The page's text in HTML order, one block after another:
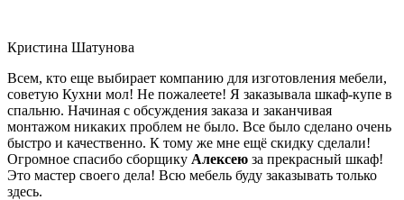
Кристина Шатунова
Всем, кто еще выбирает компанию для изготовления мебели,
советую Кухни мол! Не пожалеете! Я заказывала шкаф-купе в
спальню. Начиная с обсуждения заказа и заканчивая
монтажом никаких проблем не было. Все было сделано очень
быстро и качественно. К тому же мне ещё скидку сделали!
Огромное спасибо сборщику Алексею за прекрасный шкаф!
Это мастер своего дела! Всю мебель буду заказывать только
здесь.